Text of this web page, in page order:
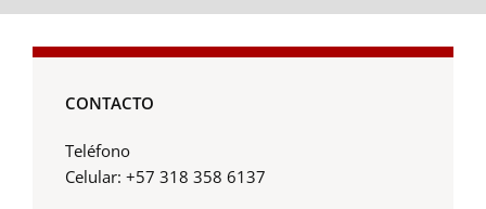
CONTACTO
Teléfono
Celular: +57 318 358 6137